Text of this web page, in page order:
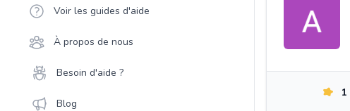
Voir les guides d'aide
À propos de nous
Besoin d'aide ?
Blog
1